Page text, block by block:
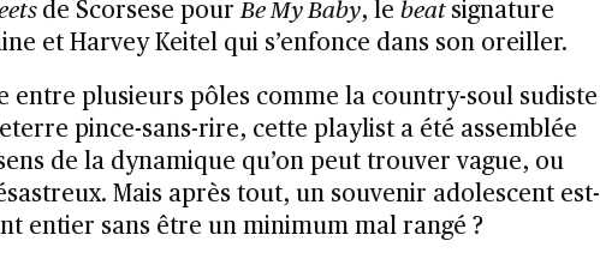
de Scorsese pourBe My Baby, le beat signature
et Harvey Keitel qui s’enfonce dans son oreiller.
entre plusieurs pôles comme la country-soul sudiste
pince-sans-rire, cette playlist a été assemblée
de la dynamique qu’on peut trouver vague, ou
Mais après tout, un souvenir adolescent est-
entier sans être un minimum mal rangé ?